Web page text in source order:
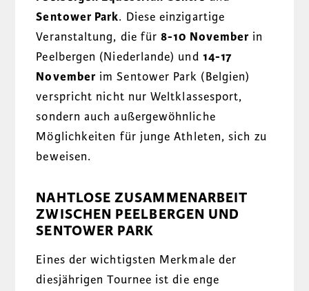
Sentower Park. Diese einzigartige
Veranstaltung, die für8-10 November in
Peelbergen (Niederlande) und 14-17
November im Sentower Park (Belgien)
verspricht nicht nur Weltklassesport,
sondern auch außergewöhnliche
Möglichkeiten für junge Athleten, sich zu
beweisen.
NAHTLOSE ZUSAMMENARBEIT
ZWISCHEN PEELBERGEN UND
SENTOWER PARK
Eines der wichtigsten Merkmale der
diesjährigen Tournee ist die enge